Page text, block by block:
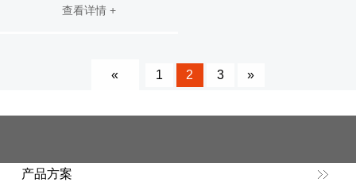
查看详情 +
« 1 2 3 »
产品方案